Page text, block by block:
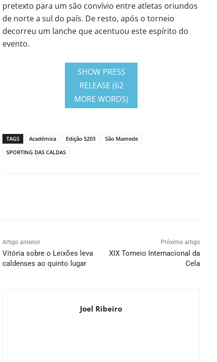
pretexto para um são convívio entre atletas oriundos
de norte a sul do país. De resto, após o torneio
decorreu um lanche que acentuou este espírito do
evento.
SHOW PRESS
RELEASE (62
MORE WORDS)
TAGS Académica Edição 5203
São Mamede
SPORTING DAS CALDAS
Artigo anterior
Vitória sobre o Leixões leva
caldenses ao quinto lugar
Próximo artigo
XIX Torneio Internacional da
Cela
Joel Ribeiro